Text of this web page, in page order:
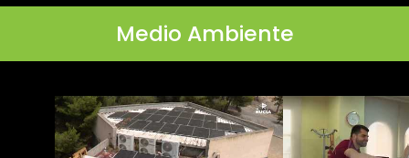
Medio Ambiente